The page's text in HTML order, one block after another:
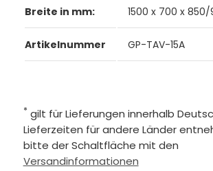
Breite in mm: 1500 x 700 x
Artikelnummer GP-TAV-15A
* gilt für Lieferungen innerhalb
Lieferzeiten für andere Länder
bitte der Schaltfläche mit den
Versandinformationen